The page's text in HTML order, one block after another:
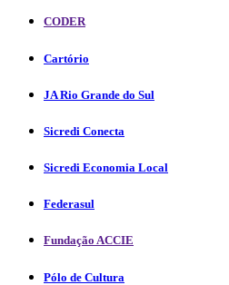
CODER
Cartório
JA Rio Grande do Sul
Sicredi Conecta
Sicredi Economia Local
Federasul
Fundação ACCIE
Pólo de Cultura